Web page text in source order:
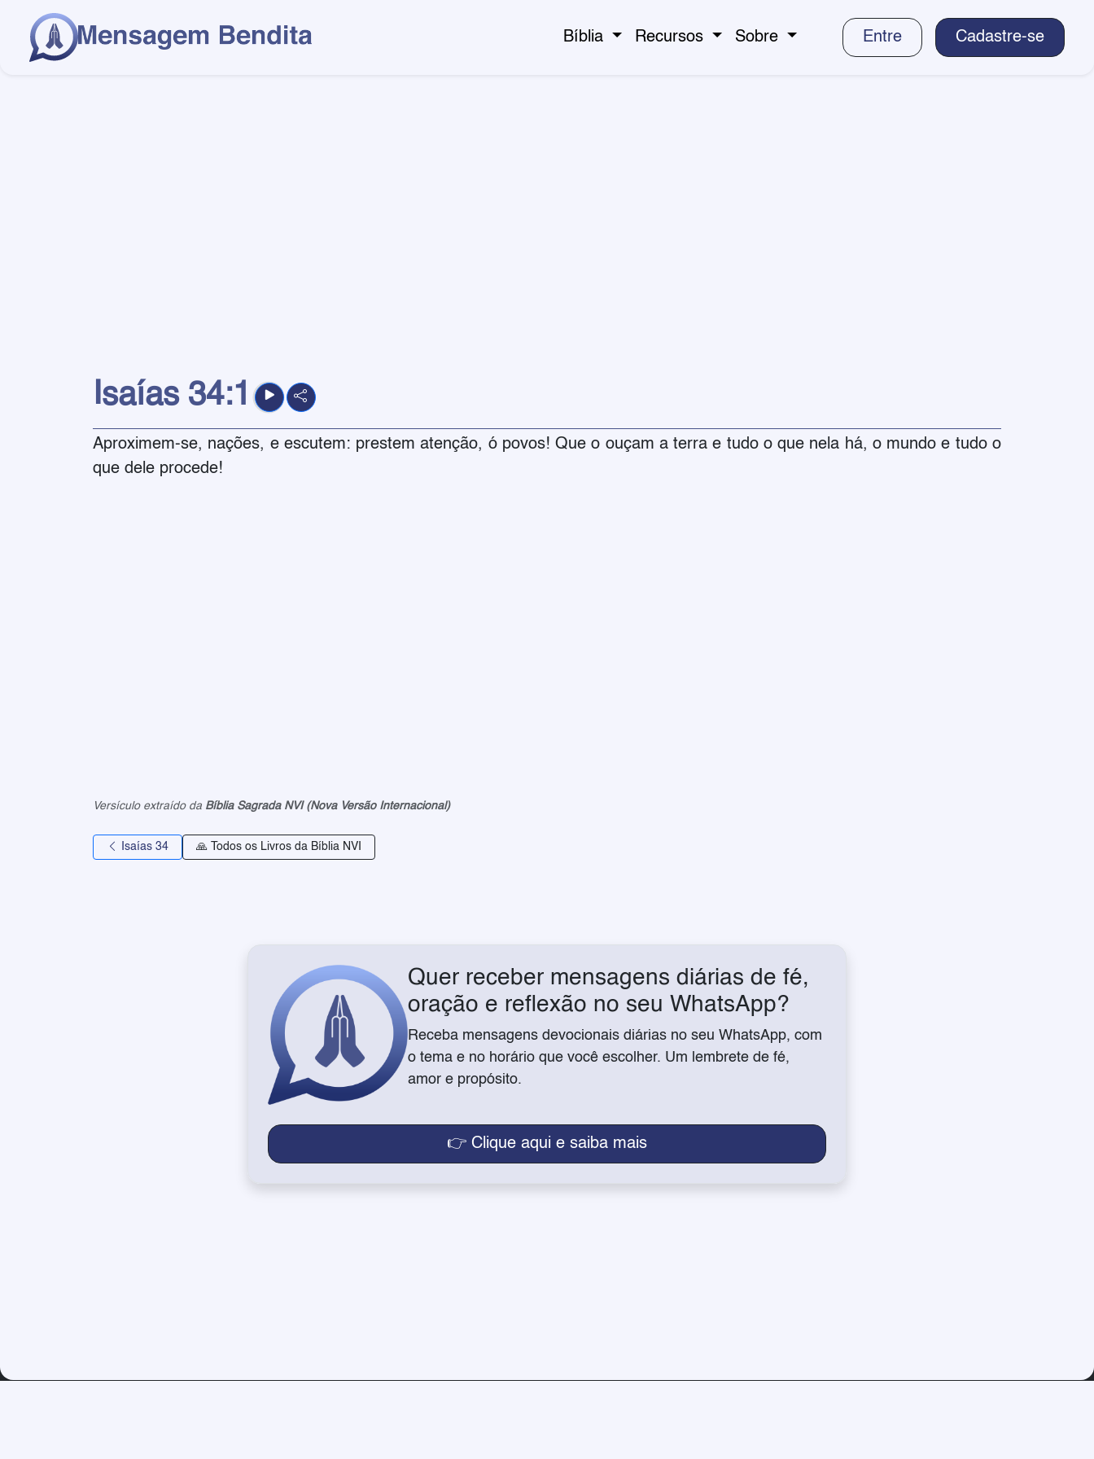
Bíblia Recursos Sobre Entre Cadastre-se
Isaías34:1
Aproximem-se, nações, e escutem: prestem atenção, ó povos! Que o ouçam a terra e tudo o que nela há, o mundo e tudo o
que dele procede!
Versículo extraído da Bíblia Sagrada NVI (Nova Versão Internacional)
Isaías 34 🙏 Todos os Livros da Bíblia NVI
Quer receber mensagens diárias de fé,
oração e reflexão no seu WhatsApp?
Receba mensagens devocionais diárias no seu WhatsApp, com
o tema e no horário que você escolher. Um lembrete de fé,
amor e propósito.
👉 Clique aqui e saiba mais